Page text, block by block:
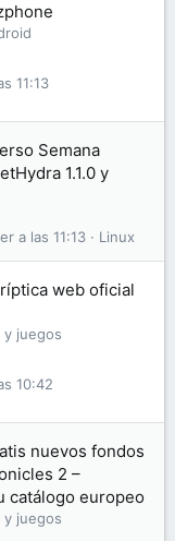
11:13
Semana
1.1.0 y
Linux
a las 11:13
web oficial
y juegos
10:42
nuevos fondos
2 –
catálogo europeo
y juegos